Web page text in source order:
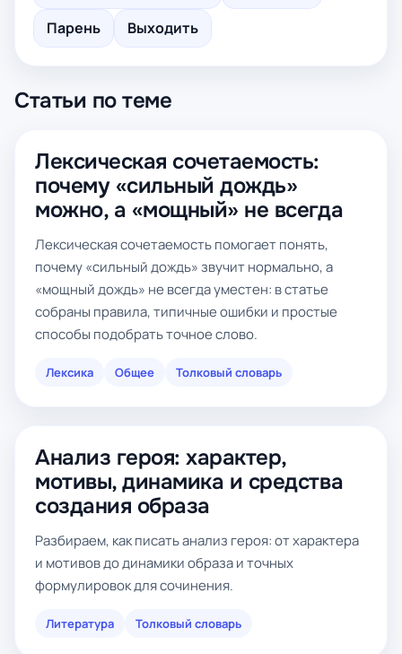
Парень
Выходить
Статьи по теме
Лексическая сочетаемость:
почему «сильный дождь»
можно, а «мощный» не всегда
Лексическая сочетаемость помогает понять,
почему «сильный дождь» звучит нормально, а
«мощный дождь» не всегда уместен: в статье
собраны правила, типичные ошибки и простые
способы подобрать точное слово.
Лексика Общее Толковый словарь
Анализ героя: характер,
мотивы, динамика и средства
создания образа
Разбираем, как писать анализ героя: от характера
и мотивов до динамики образа и точных
формулировок для сочинения.
Литература Толковый словарь